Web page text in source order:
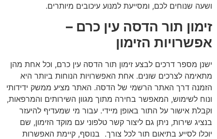
ושעה שנוחים לכם, ומסייעת למנוע עיכובים מיותרים.
זימון תור הדסה עין כרם –
אפשרויות הזימון
ישנן מספר דרכים לבצע זימון תור הדסה עין כרם, וכל אחת מהן
מתאימה לצרכים שונים. אחת האפשרויות הנוחות ביותר היא
הזמנה דרך האתר הרשמי של הדסה. האתר מציע ממשק ידידותי
ונוח לשימוש, המאפשר בחירה מתוך מגוון השירותים והמרפאות,
וקבלת אישור על התור באופן מיידי. עבור מי שמעדיף להיעזר
בנציג שירות, ניתן גם ליצור קשר טלפוני עם מוקד הזימון, שם
יוכלו לסייע בתיאום תור לכל צורך. בנוסף, קיימת האפשרות